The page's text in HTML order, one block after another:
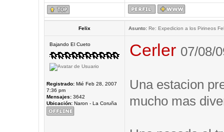
Felix Asunto:Re: Expedicion a los Pirineos
Bajando El Cueto
Registrado:Mié Feb 28, 2007
7:36 pm
Mensajes:3642
Ubicación:Naron - La Coruña
Cerler 07/08/
Una estacion
mucho mas